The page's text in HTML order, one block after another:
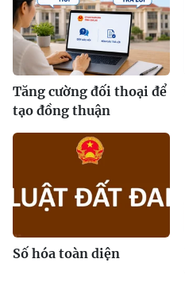
Tăng cường đối thoại để
tạo đồng thuận
Số hóa toàn diện